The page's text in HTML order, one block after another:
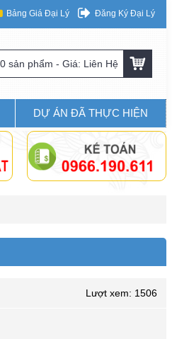
Bảng Giá Đại Lý Đăng Ký Đại Lý
0 sản phẩm - Giá: Liên Hệ
DỰ ÁN ĐÃ THỰC HIỆN
Lượt xem: 1506